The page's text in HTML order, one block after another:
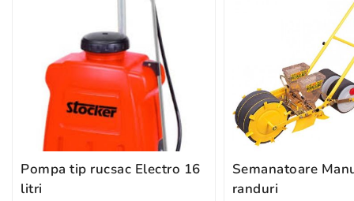
Pompa tip rucsac Electro 16
litri
Semanatoare
randuri